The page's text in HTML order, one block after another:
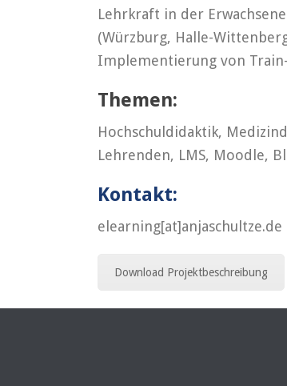
Lehrkraft in der
(Würzburg, Halle-
Implementierung von
Themen:
Hochschuldidaktik,
Lehrenden, LMS, Moodle,
Kontakt:
elearning[at]anjaschultze.de
Download Projektbeschreibung